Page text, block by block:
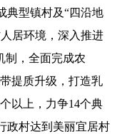
典型镇村及“四沿地
居环境，深入推进
制，全面完成农
提质升级，打造乳
以上，力争14个典
政村达到美丽宜居村